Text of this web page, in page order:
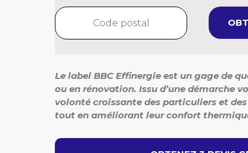
Le label BBC Effinergie est un gage de
ou en rénovation. Issu d’une démarche
volonté croissante des particuliers et
tout en améliorant leur confort